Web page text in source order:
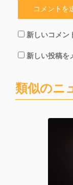
新しいコメン
新しい投稿を
類似のニ